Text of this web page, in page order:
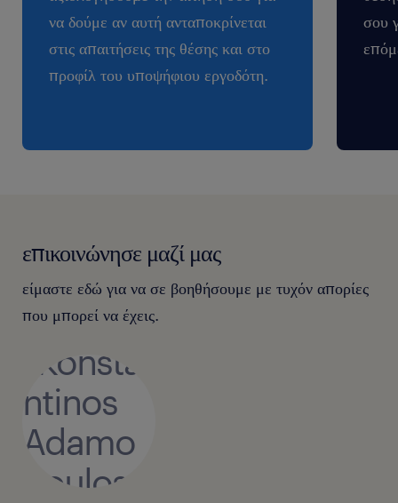
να δούμε αν αυτή ανταποκρίνεται
στις απαιτήσεις της θέσης και στο
προφίλ του υποψήφιου εργοδότη.
σου
επικοινώνησε μαζί μας
είμαστε εδώ για να σε βοηθήσουμε με τυχόν απορίες
που μπορεί να έχεις.